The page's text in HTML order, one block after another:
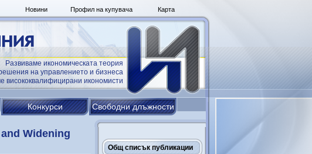
Карта
Профил на купувача
Новини
Развиваме икономическата теория
на управлението и бизнеса
висококвалифицирани икономисти
Конкурси Свободни длъжности
Общ списък публикации
Widening